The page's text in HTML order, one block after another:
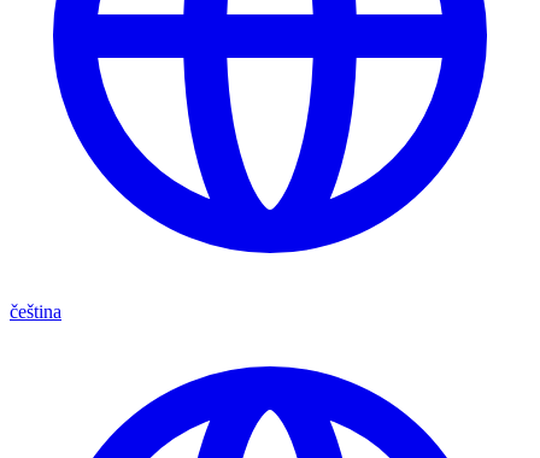
čeština